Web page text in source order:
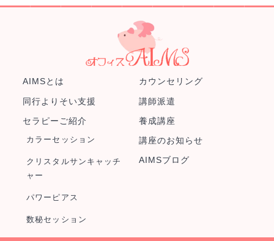
AIMSとは カウンセリング
同行よりそい支援 講師派遣
セラピーご紹介
カラーセッション
クリスタルサンキャッチ
ャー
パワーピアス
数秘セッション
養成講座
講座のお知らせ
AIMSブログ